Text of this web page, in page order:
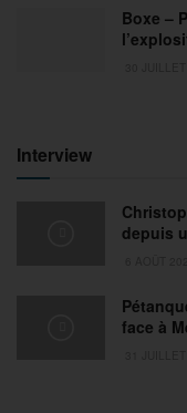
Boxe –
Interview
depuis
face à